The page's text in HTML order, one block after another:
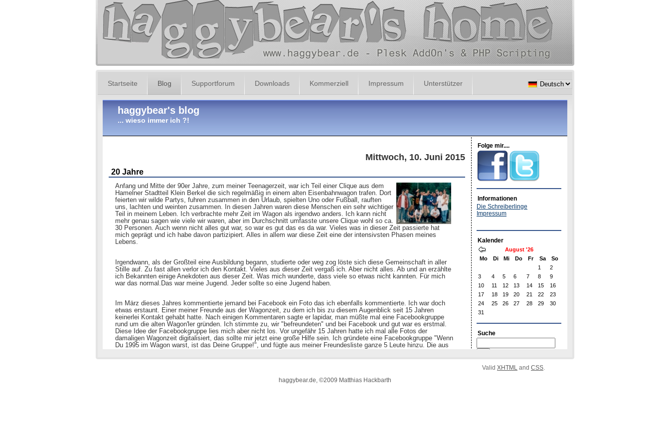
Startseite Blog Supportforum Downloads Kommerziell Impressum Unterstützer
Valid XHTML and CSS.
haggybear.de, ©2009 Matthias Hackbarth